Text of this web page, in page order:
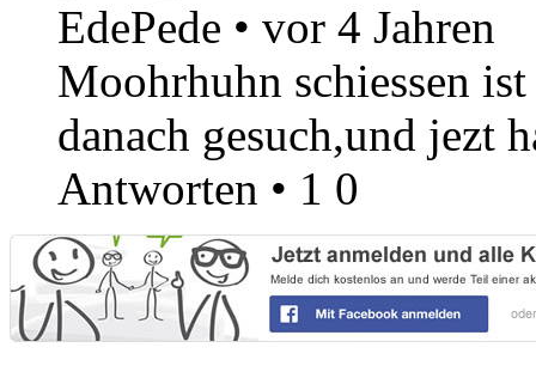
EdePede • vor 4 Jahren
Moohrhuhn schiessen
danach gesuch,und jezt
Antworten • 1 0